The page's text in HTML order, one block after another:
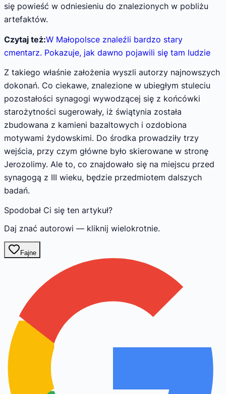
się powieść w odniesieniu do znalezionych w pobliżu
artefaktów.
Czytaj też:W Małopolsce znaleźli bardzo stary
cmentarz. Pokazuje, jak dawno pojawili się tam ludzie
Z takiego właśnie założenia wyszli autorzy najnowszych
dokonań. Co ciekawe, znalezione w ubiegłym stuleciu
pozostałości synagogi wywodzącej się z końcówki
starożytności sugerowały, iż świątynia została
zbudowana z kamieni bazaltowych i ozdobiona
motywami żydowskimi. Do środka prowadziły trzy
wejścia, przy czym główne było skierowane w stronę
Jerozolimy. Ale to, co znajdowało się na miejscu przed
synagogą z III wieku, będzie przedmiotem dalszych
badań.
Spodobał Ci się ten artykuł?
Daj znać autorowi — kliknij wielokrotnie.
Fajne